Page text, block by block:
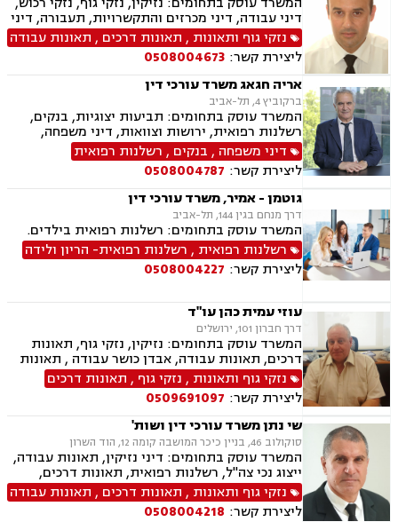
דיני עבודה, דיני מכרזים והתקשרויות, תעבורה, דיני
חוזים, דיני ביטוח, דיני מקרקעין, רשלנות רפואית,
תאונות ספורט, סדר דין אזרחי וראיות, חוקתי
ומנהלי, גישור ובוררויות, ביטוח לאומי, תאונות
דרכים, תאונות עבודה, משרד הביטחון, נכי צה"ל,
לשון הרע, צווי מניעה, ירושות וצוואות, נוטריון,
רשלנות רפואית- הריון ולידה
נזקי גוף ותאונות , תאונות דרכים , תאונות עבודה
ליצירת קשר: 0508004673
אריה חגאג משרד עורכי דין
ברקוביץ 4, תל-אביב
המשרד עוסק בתחומים: תביעות יצוגיות, בנקים,
רשלנות רפואית, ירושות וצוואות, דיני משפחה,
ידועים בציבור, דיני מקרקעין, גירושין, דיני תאגידים,
פשיטת רגל
דיני משפחה , בנקים , רשלנות רפואית
ליצירת קשר: 0508004787
גוטמן - אמיר, משרד עורכי דין
דרך מנחם בגין 144, תל-אביב
המשרד עוסק בתחומים: רשלנות רפואית בילדים.
רשלנות רפואית , רשלנות רפואית- הריון ולידה
ליצירת קשר: 0508004227
עוזי עמית כהן עו"ד
דרך חברון 101, ירושלים
המשרד עוסק בתחומים: נזיקין, נזקי גוף, תאונות
דרכים, תאונות עבודה, אבדן כושר עבודה , תאונות
עקב רשלנות, רשלנות רפואית, דיני ביטוח, ייפוי כוח
מתמשך, נוטריון
נזקי גוף ותאונות , נזקי גוף , תאונות דרכים
ליצירת קשר: 0509691097
שי נתן משרד עורכי דין ושות'
סוקולוב 46, בניין כיכר המושבה קומה 12, הוד השרון
המשרד עוסק בתחומים: דיני נזיקין, תאונות עבודה,
ייצוג נכי צה"ל, רשלנות רפואית, תאונות דרכים,
משרד הביטחון, לשון הרע, ירושות וצוואות, ייפוי כוח
מתמשך
נזקי גוף ותאונות , תאונות דרכים , תאונות עבודה
ליצירת קשר: 0508004218